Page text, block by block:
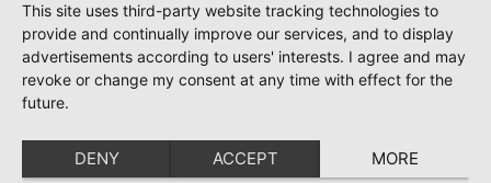
This site uses third-party website tracking technologies to
provide and continually improve our services, and to display
advertisements according to users' interests. I agree and may
revoke or change my consent at any time with effect for the
future.
DENY ACCEPT MORE